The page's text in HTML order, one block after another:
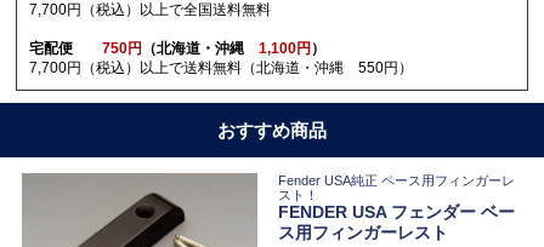
7,700円（税込）以上で全国送料無料
宅配便750円 （北海道・沖縄1,100円 ）
7,700円（税込）以上で送料無料（北海道・沖縄 550円）
おすすめ商品
Fender USA純正 ペース用フィンガーレ
スト！
FENDER USA フェンダー ベー
ス用フィンガーレスト